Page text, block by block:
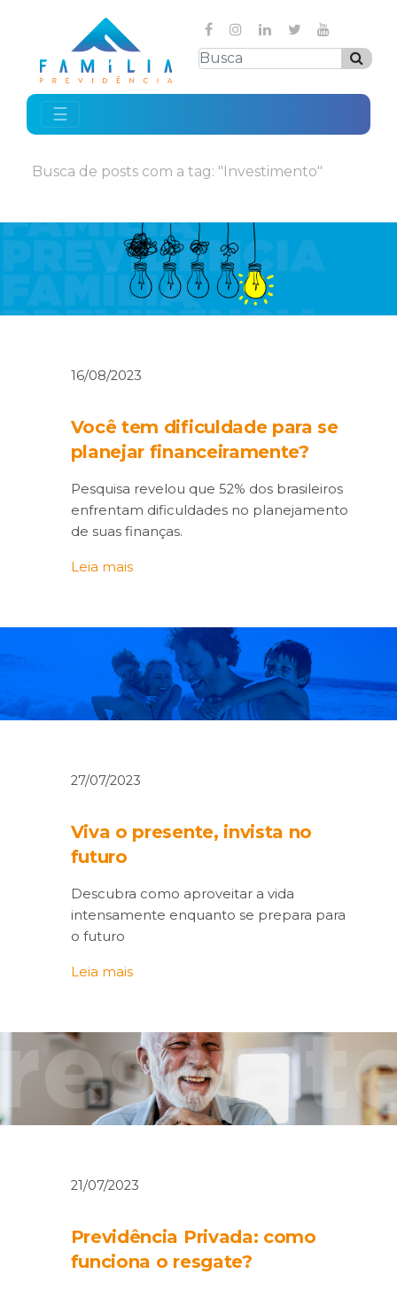
☰
Busca de posts com a tag: "Investimento"
16/08/2023
Você tem dificuldade para se
planejar financeiramente?
Pesquisa revelou que 52% dos brasileiros
enfrentam dificuldades no planejamento
de suas finanças.
Leia mais
27/07/2023
Viva o presente, invista no
futuro
Descubra como aproveitar a vida
intensamente enquanto se prepara para
o futuro
Leia mais
21/07/2023
Previdência Privada: como
funciona o resgate?